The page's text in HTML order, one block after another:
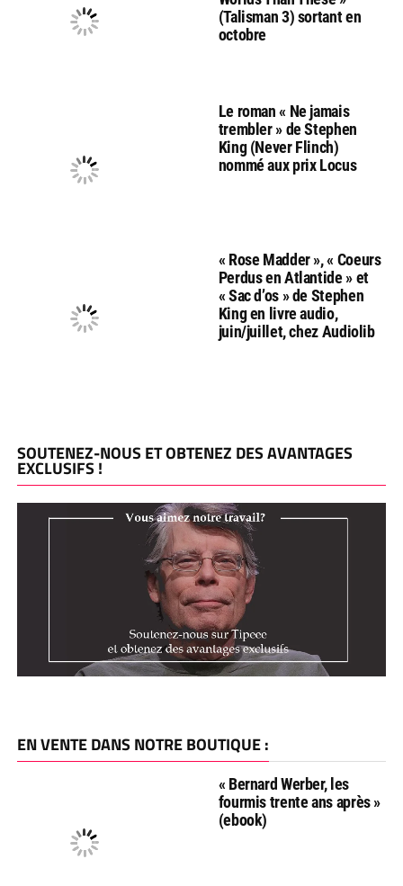
(Talisman 3) sortant en
octobre
Le roman « Ne jamais
trembler » de Stephen
King (Never Flinch)
nommé aux prix Locus
« Rose Madder », « Coeurs
Perdus en Atlantide » et
« Sac d’os » de Stephen
King en livre audio,
juin/juillet, chez Audiolib
SOUTENEZ-NOUS ET OBTENEZ DES AVANTAGES
EXCLUSIFS !
EN VENTE DANS NOTRE BOUTIQUE :
« Bernard Werber, les
fourmis trente ans après »
(ebook)